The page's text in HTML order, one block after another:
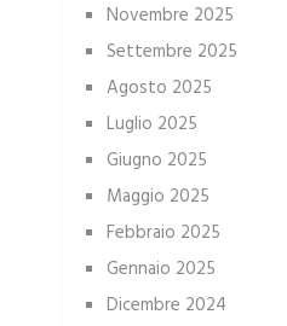
Novembre 2025
Settembre 2025
Agosto 2025
Luglio 2025
Giugno 2025
Maggio 2025
Febbraio 2025
Gennaio 2025
Dicembre 2024